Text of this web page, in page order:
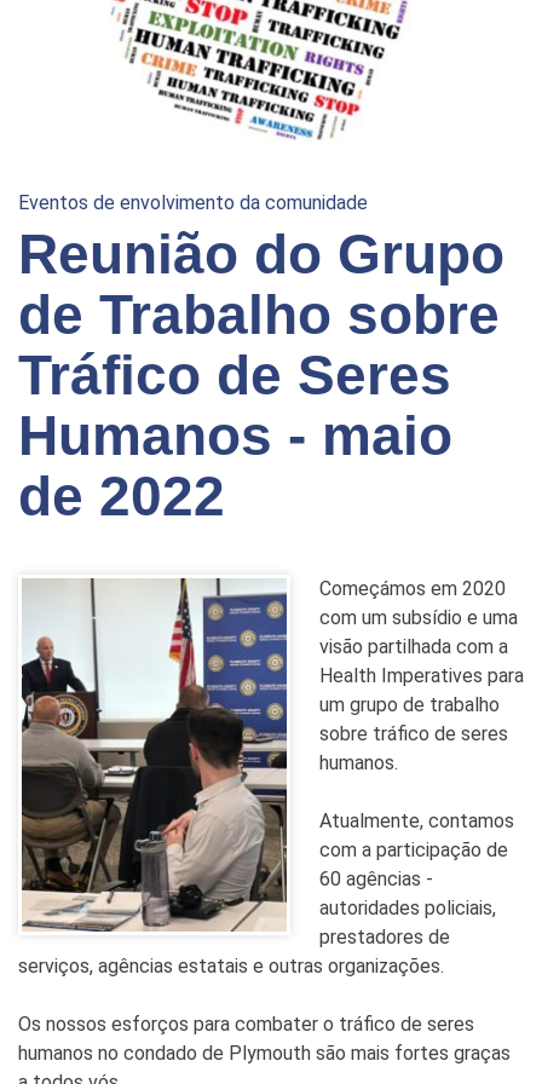
Eventos de envolvimento da comunidade
Reunião do Grupo
de Trabalho sobre
Tráfico de Seres
Humanos - maio
de 2022
Começámos em 2020
com um subsídio e uma
visão partilhada com a
Health Imperatives para
um grupo de trabalho
sobre tráfico de seres
humanos.
Atualmente, contamos
com a participação de
60 agências -
autoridades policiais,
prestadores de
serviços, agências estatais e outras organizações.
Os nossos esforços para combater o tráfico de seres
humanos no condado de Plymouth são mais fortes graças